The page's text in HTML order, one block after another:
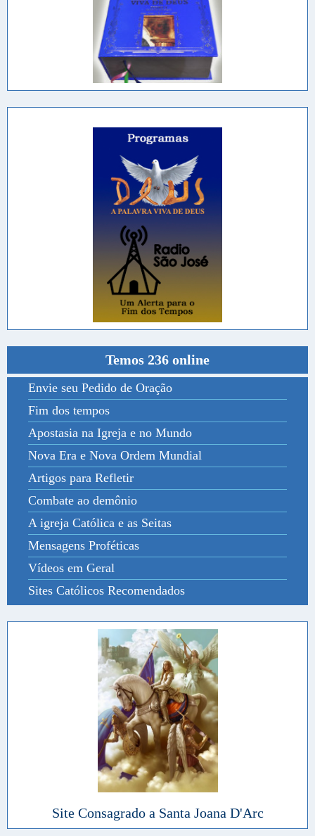
Temos 236 online
Envie seu Pedido de Oração
Fim dos tempos
Apostasia na Igreja e no Mundo
Nova Era e Nova Ordem Mundial
Artigos para Refletir
Combate ao demônio
A igreja Católica e as Seitas
Mensagens Proféticas
Vídeos em Geral
Sites Católicos Recomendados
Site Consagrado a Santa Joana D'Arc